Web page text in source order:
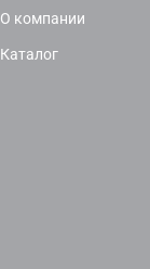
О компании
Каталог